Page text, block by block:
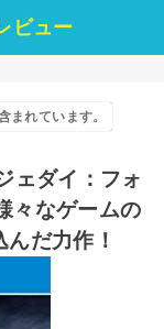
ビュー
まれています。
ェダイ：フォ
々なゲームの
だ力作！